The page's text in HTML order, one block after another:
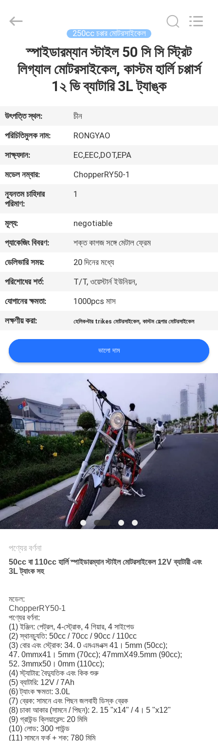
আমাদের
সম্পর্কে
কারখানা
ভ্রমণ
নিয়ন্ত্রণ
যোগাযোগ
করুন
উদ্ধৃতির
জন্য
আবেদন
সাইট
ম্যাপ
গোপনীয়তা
নীতি
Vehicle
Co.,Ltd.
250cc চপ্পর মোটরসাইকেল
স্পাইডারম্যান স্টাইল 50 সি সি স্ট্রিট
লিগ্যাল মোটরসাইকেল, কাস্টম হার্লি চপ্পার্স
1২ ভি ব্যাটারি 3L ট্যাঙ্ক
উৎপত্তি স্থল:
চীন
পরিচিতিমুলক নাম:
RONGYAO
সাক্ষ্যদান:
EC,EEC,DOT,EPA
মডেল নম্বার:
ChopperRY50-1
ন্যূনতম চাহিদার
পরিমাণ:
1
মূল্য:
negotiable
প্যাকেজিং বিবরণ:
শক্ত কাগজ সঙ্গে মেটাল ফ্রেম
ডেলিভারি সময়:
20 দিনের মধ্যে
পরিশোধের শর্ত:
T/T, ওয়েস্টার্ন ইউনিয়ন,
যোগানের ক্ষমতা:
1000pcs মাস
লক্ষণীয় করা:
হেলিকপ্টার trikes মোটরসাইকেল,কাস্টম হেল্পার মোটরসাইকেল
ভালো দাম
পণ্যের বর্ণনা
50cc বা 110cc হার্লি স্পাইডারম্যান স্টাইল মোটরসাইকেল 12V ব্যাটারী এবং
3L ট্যাংক সহ
মডেল:
ChopperRY50-1
পণ্যের বর্ণনা:
(1) ইঞ্জিন: পেট্রল, 4-স্ট্রোক, 4 গিয়ার, 4 সাইপেড
(2) স্থানচ্যুতি: 50cc / 70cc / 90cc / 110cc
(3) বোর এবং স্ট্রোক: 34. 0 এমএমএক্স 41। 5mm (50cc);
47. 0mmx41। 5mm (70cc); 47mmX49.5mm (90cc);
52. 3mmx50। 0mm (110cc);
(4) স্ট্যাটার: বৈদ্যুতিক এবং কিক শুরু
(5) ব্যাটারি: 12V / 7Ah
(6) ট্যাংক ক্ষমতা: 3.0L
(7) ব্রেক: সামনে এবং পিছন জলবাহী ডিস্ক ব্রেক
(8) চাকা আকার (সামনে / পিছন): 2. 15 "x14" / 4। 5 "x12"
(9) গ্রাউন্ড ক্লিয়ারেন্স: 20 মিমি
(10) লোড: 300 পাউন্ড
(11) সামনে ফর্ক + শক: 780 মিমি